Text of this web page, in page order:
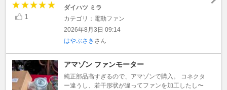
1
ダイハツ ミラ
カテゴリ：電動ファン
2026年8月3日 09:14
はやぶさき さん
アマゾン ファンモーター
純正部品高すぎるので、アマゾンで購入。 コネクタ
ー違うし、若干形状が違ってファンを加工したし〜